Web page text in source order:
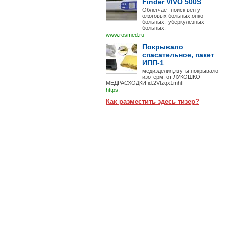
Облегчает поиск вен у
ожоговых больных,онко
больных,туберкулёзных
больных.
www.rosmed.ru
Покрывало
спасательное, пакет
ИПП-1
медизделия,жгуты,покрывало
изотерм. от ЛУКОШКО
МЕДРАСХОДКИ id:2Vtzqx1mhtf
https:
Как разместить здесь тизер?